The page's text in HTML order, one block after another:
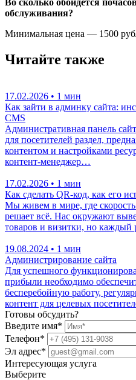
обслуживания?
Минимальная цена — 1500
Читайте также
17.02.2026 • 1 мин
Как зайти в админку сайта:
CMS
Административная панель
для посетителей раздел,
контентом и настройками
контент-менеджер…
17.02.2026 • 1 мин
Как сделать QR-код, как его
Мы живем в мире, где
решает всё. Нас окружают
товаров и визитки, но
19.08.2024 • 1 мин
Администрирование сайта
Для успешного
прибыли необходимо
бесперебойную работу,
контент для целевых
Готовы обсудить?
Введите имя*
Телефон*
Эл адрес*
Интересующая услуга
Выберите